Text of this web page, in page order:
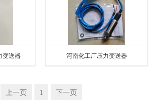
变送器 河南化工厂压力变送器
上一页 1 下一页